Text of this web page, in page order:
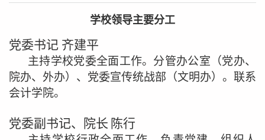
学校领导主要分工
党委书记 齐建平
主持学校党委全面工作。分管办公室（党办、
院办、外办）、党委宣传统战部（文明办）。联系
会计学院。
党委副书记、 院长 陈行